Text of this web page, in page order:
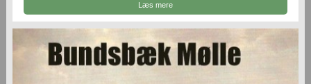
Læs mere